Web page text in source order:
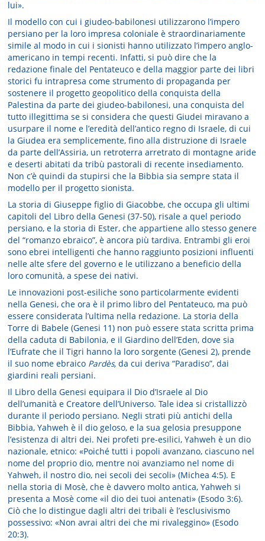
lui».
Il modello con cui i giudeo-babilonesi utilizzarono l’impero
persiano per la loro impresa coloniale è straordinariamente
simile al modo in cui i sionisti hanno utilizzato l’impero anglo-
americano in tempi recenti. Infatti, si può dire che la
redazione finale del Pentateuco e della maggior parte dei libri
storici fu intrapresa come strumento di propaganda per
sostenere il progetto geopolitico della conquista della
Palestina da parte dei giudeo-babilonesi, una conquista del
tutto illegittima se si considera che questi Giudei miravano a
usurpare il nome e l’eredità dell’antico regno di Israele, di cui
la Giudea era semplicemente, fino alla distruzione di Israele
da parte dell’Assiria, un retroterra arretrato di montagne aride
e deserti abitati da tribù pastorali di recente insediamento.
Non c’è quindi da stupirsi che la Bibbia sia sempre stata il
modello per il progetto sionista.
La storia di Giuseppe figlio di Giacobbe, che occupa gli ultimi
capitoli del Libro della Genesi (37-50), risale a quel periodo
persiano, e la storia di Ester, che appartiene allo stesso genere
del “romanzo ebraico”, è ancora più tardiva. Entrambi gli eroi
sono ebrei intelligenti che hanno raggiunto posizioni influenti
nelle alte sfere del governo e le utilizzano a beneficio della
loro comunità, a spese dei nativi.
Le innovazioni post-esiliche sono particolarmente evidenti
nella Genesi, che ora è il primo libro del Pentateuco, ma può
essere considerata l’ultima nella redazione. La storia della
Torre di Babele (Genesi 11) non può essere stata scritta prima
della caduta di Babilonia, e il Giardino dell’Eden, dove sia
l’Eufrate che il Tigri hanno la loro sorgente (Genesi 2), prende
il suo nome ebraico Pardès,da cui deriva “Paradiso”, dai
giardini reali persiani.
Il Libro della Genesi equipara il Dio d’Israele al Dio
dell’umanità e Creatore dell’Universo. Tale idea si cristallizzò
durante il periodo persiano. Negli strati più antichi della
Bibbia, Yahweh è il dio geloso, e la sua gelosia presuppone
l’esistenza di altri dei. Nei profeti pre-esilici, Yahweh è un dio
nazionale, etnico: «Poiché tutti i popoli avanzano, ciascuno nel
nome del proprio dio, mentre noi avanziamo nel nome di
Yahweh, il nostro dio, nei secoli dei secoli» (Michea 4:5). E
nella storia di Mosè, che è davvero molto antica, Yahweh si
presenta a Mosè come «il dio dei tuoi antenati» (Esodo 3:6).
Ciò che lo distingue dagli altri dei tribali è l’esclusivismo
possessivo: «Non avrai altri dei che mi rivaleggino» (Esodo
20:3).